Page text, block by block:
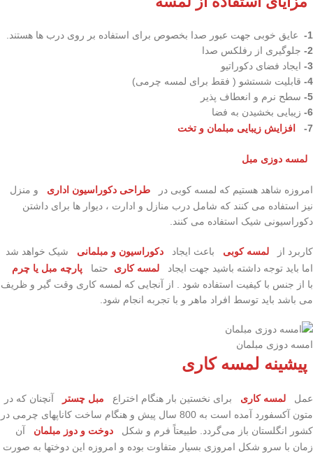
1-
عایق خوبی جهت عبور صدا بخصوص برای استفاده بر روی درب ها هستند.
2-
جلوگیری از رفلکس صدا
3-
ایجاد فضای دکوراتیو
4-
قابلیت شستشو ( فقط برای لمسه چرمی)
5-
سطح نرم و انعطاف پذیر
6-
زیبایی بخشیدن به فضا
7-
افزایش زیبایی مبلمان و تخت
لمسه دوزی مبل
امروزه شاهد هستیم که لمسه کوبی در طراحی دکوراسیون اداری
و منزل
نیز استفاده می کنند که شامل درب منازل و ادارت ، دیوار ها برای داشتن
دکوراسیونی شیک استفاده می کنند.
کاربرد از لمسه کوبی باعث ایجاد دکوراسیون و مبلمانی
شیک خواهد شد
اما باید توجه داشته باشید جهت ایجاد
لمسه کاری حتما
پارچه مبل یا چرم
با از جنس با کیفیت استفاده شود . از آنجایی که لمسه کاری وقت گیر و ظریف
می باشد باید توسط افراد ماهر و با تجربه انجام شود.
امسه دوزی مبلمان
پیشینه لمسه کاری
عمل لمسه کاری برای نخستین بار هنگام اختراع مبل چستر
آنچنان که در
متون آکسفورد آمده است به 800 سال پیش و هنگام ساخت کاناپه­ای چرمی در
کشور انگلستان باز می­‌گردد. طبیعتاً فرم و شکل
دوخت و دوز مبلمان
آن
زمان با سرو شکل امروزی بسیار متفاوت بوده و امروزه این دوخت­ها به صورت